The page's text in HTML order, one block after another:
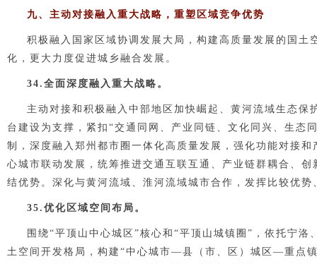
九、主动对接融入重大战略，重塑区域竞争优势
积极融入国家区域协调发展大局，构建高质量发展的国
化，更大力度促进城乡融合发展。
34.全面深度融入重大战略。
主动对接和积极融入中部地区加快崛起、黄河流域生态
台建设为支撑，紧扣“交通同网、产业同链、文化同兴、生态
制，深度融入郑州都市圈一体化高质量发展，强化功能对接
心城市联动发展，统筹推进交通互联互通、产业链群耦合、
结优势。深化与黄河流域、淮河流域城市合作，发挥比较优
35.优化区域空间布局。
围绕“平顶山中心城区”核心和“平顶山城镇圈”，依托宁
土空间开发格局，构建“中心城市—县（市、区）城区—重点